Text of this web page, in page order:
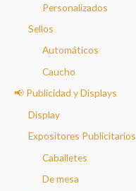
Personalizados
Sellos
Automáticos
Caucho
📢 Publicidad y Displays
Display
Expositores Publicitarios
Caballetes
De mesa